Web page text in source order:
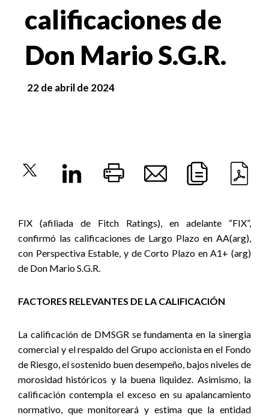
calificaciones de
Don Mario S.G.R.
22 de abril de 2024
FIX (afiliada de Fitch Ratings), en adelante “FIX”,
confirmó las calificaciones de Largo Plazo en AA(arg),
con Perspectiva Estable, y de Corto Plazo en A1+ (arg)
de Don Mario S.G.R.
FACTORES RELEVANTES DE LA CALIFICACIÓN
La calificación de DMSGR se fundamenta en la sinergia
comercial y el respaldo del Grupo accionista en el Fondo
de Riesgo, el sostenido buen desempeño, bajos niveles de
morosidad históricos y la buena liquidez. Asimismo, la
calificación contempla el exceso en su apalancamiento
normativo, que monitoreará y estima que la entidad